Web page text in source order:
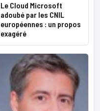
Le Cloud Microsoft
adoubé par les CNIL
européennes : un propos
exagéré